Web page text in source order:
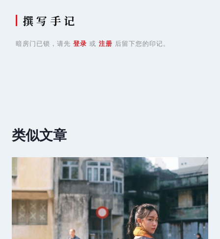
撰 写 手 记
暗房门已锁，请先 登录 或 注册 后留下您的印记。
类似文章